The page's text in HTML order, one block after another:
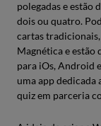
polegadas e estão
dois ou quatro.
cartas
Magnética e estão
para iOs, Android
uma app dedicada
quiz em parceria